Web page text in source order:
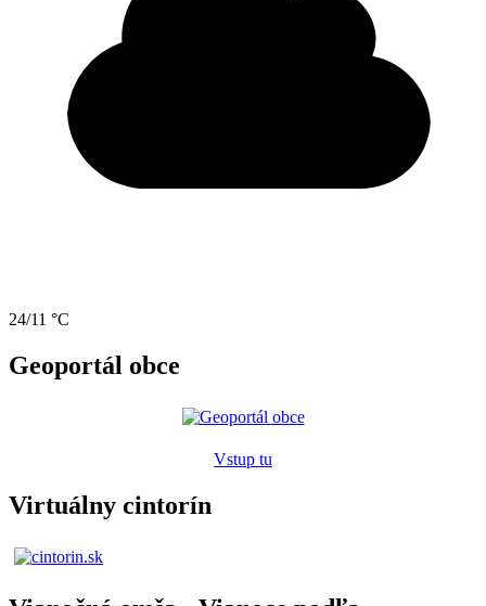
24/11 °C
Geoportál obce
Vstup tu
Virtuálny cintorín